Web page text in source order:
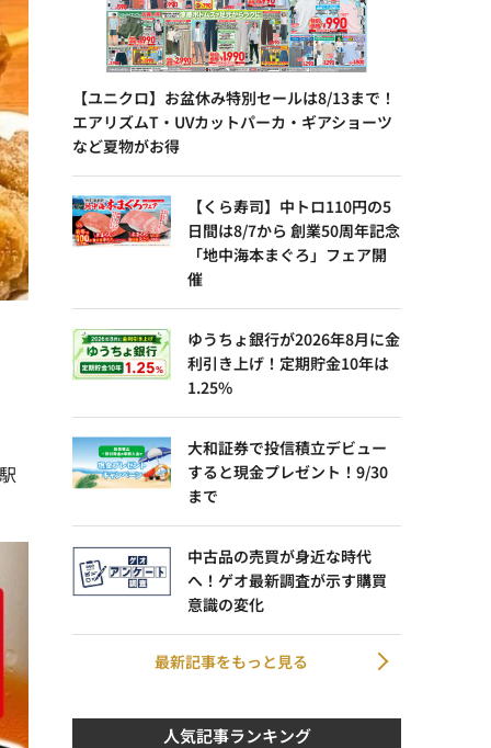
【ユニクロ】お盆休み特別セールは8/13まで！
エアリズムT・UVカットパーカ・ギアショーツ
など夏物がお得
【くら寿司】中トロ110円の5
日間は8/7から 創業50周年記念
「地中海本まぐろ」フェア開
催
ゆうちょ銀行が2026年8月に金
利引き上げ！定期貯金10年は
1.25%
大和証券で投信積立デビュー
すると現金プレゼント！9/30
まで
中古品の売買が身近な時代
へ！ゲオ最新調査が示す購買
意識の変化
最新記事をもっと見る
人気記事ランキング